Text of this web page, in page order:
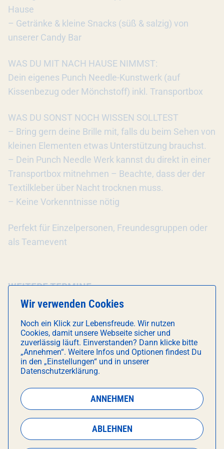
Hause
– Getränke & kleine Snacks (süß & salzig) von
unserer Candy Bar
WAS DU MIT NACH HAUSE NIMMST:
Dein eigenes Punch Needle-Kunstwerk (auf
Kissenbezug oder Mönchstoff) inkl. Transportbox
WAS DU SONST NOCH WISSEN SOLLTEST
– Bring gern deine Brille mit, falls du beim Sehen von
kleinen Elementen etwas Unterstützung brauchst.
– Dein Punch Needle Werk kannst du direkt in einer
Transportbox mitnehmen – Beachte, dass der der
Textilkleber über Nacht trocknen muss.
– Keine Vorkenntnisse nötig
Perfekt für Einzelpersonen, Freundesgruppen oder
als Teamevent
WEITERE TERMINE
10
AUG
18:30
10
AUG
18:30
18
AUG
18:30
KONTAKTDATEN VERANSTALTER
E-Mail:info@kreativstudiomuenchen.de
Wir verwenden Cookies
Noch ein Klick zur Lebensfreude. Wir nutzen
Cookies, damit unsere Webseite sicher und
zuverlässig läuft. Einverstanden? Dann klicke bitte
„Annehmen“. Weitere Infos und Optionen findest Du
in den „Einstellungen“ und in unserer
Datenschutzerklärung.
ANNEHMEN
ABLEHNEN